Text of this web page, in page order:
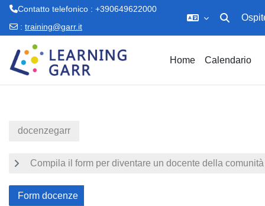
Contatto telefonico : +390649622000
: training@garr.it Attiva/
Home Calendario
docenzegarr
Compila il form per diventare un docente della
Form docenze